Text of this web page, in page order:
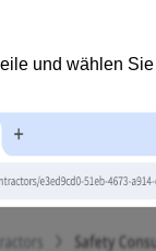
und wählen Sie